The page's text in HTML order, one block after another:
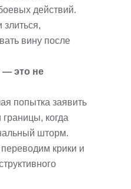
действий.
злиться,
вину после
— это не
попытка заявить
когда
шторм.
крики и